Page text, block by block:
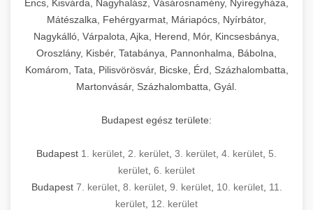
Encs, Kisvárda, Nagyhalász, Vásárosnamény, Nyíregyháza,
Mátészalka, Fehérgyarmat, Máriapócs, Nyírbátor,
Nagykálló, Várpalota, Ajka, Herend, Mór, Kincsesbánya,
Oroszlány, Kisbér, Tatabánya, Pannonhalma, Bábolna,
Komárom, Tata, Pilisvörösvár, Bicske, Érd, Százhalombatta,
Martonvásár, Százhalombatta, Gyál.
Budapest egész területe:
Budapest 1. kerület 2. kerület 3. kerület 4. kerület 5.
kerület 6. kerület
Budapest 7. kerület, 8. kerület, 9. kerület, 10. kerület, 11.
kerület 12. kerület